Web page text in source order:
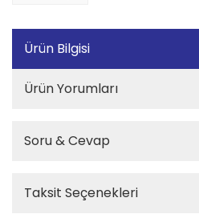
Ürün Bilgisi
Ürün Yorumları
Soru & Cevap
Taksit Seçenekleri